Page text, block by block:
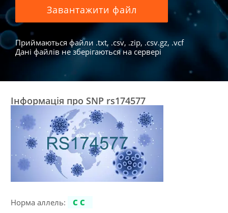
Завантажити файл
Приймаються файли .txt, .csv, .zip, .csv.gz, .vcf
Дані файлів не зберігаються на сервері
Інформація про SNP rs174577
Норма аллель:
CC